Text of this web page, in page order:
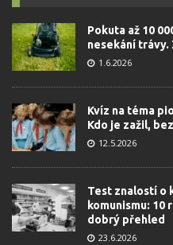
Pokuta až 10
nesekání trávy.
1.6.2026
Kvíz na téma
Kdo je zažil,
12.5.2026
Test znalostí o
komunismu:
dobrý přehled
23.6.2026